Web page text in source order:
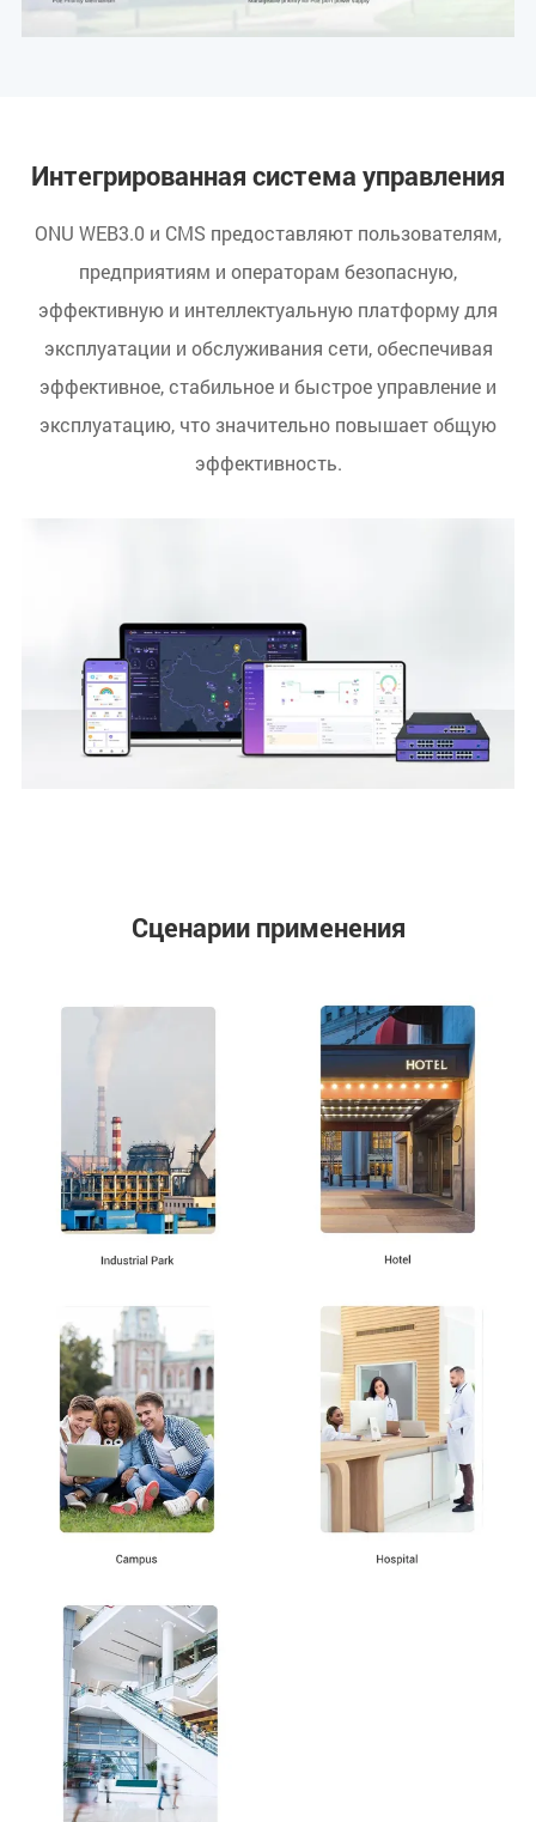
Интегрированная система управления
ONU WEB3.0 и CMS предоставляют пользователям,
предприятиям и операторам безопасную,
эффективную и интеллектуальную платформу для
эксплуатации и обслуживания сети, обеспечивая
эффективное, стабильное и быстрое управление и
эксплуатацию, что значительно повышает общую
эффективность.
Сценарии применения